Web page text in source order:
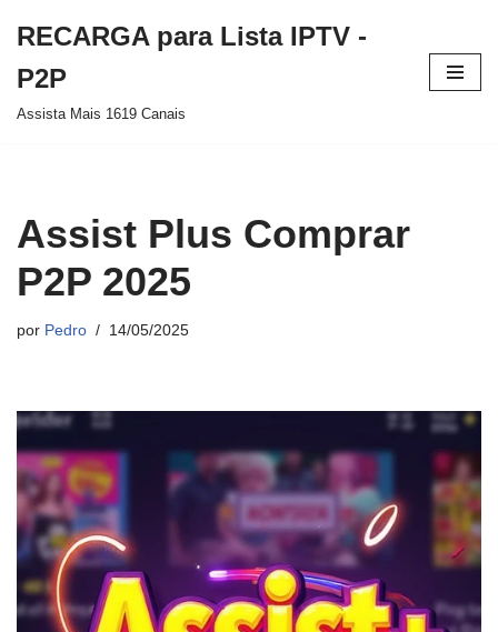
para
o
RECARGA para Lista IPTV -
P2P
Assista Mais 1619 Canais
Assist Plus Comprar
P2P 2025
por Pedro 14/05/2025